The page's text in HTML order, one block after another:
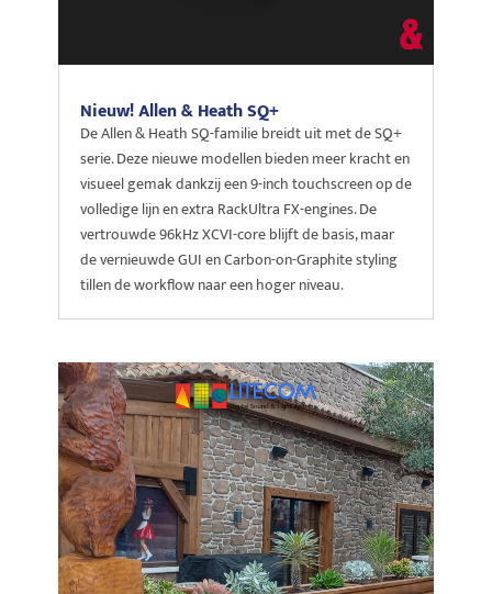
Nieuw! Allen & Heath SQ+
De Allen & Heath SQ-familie breidt uit met de SQ+
serie. Deze nieuwe modellen bieden meer kracht en
visueel gemak dankzij een 9-inch touchscreen op de
volledige lijn en extra RackUltra FX-engines. De
vertrouwde 96kHz XCVI-core blijft de basis, maar
de vernieuwde GUI en Carbon-on-Graphite styling
tillen de workflow naar een hoger niveau.